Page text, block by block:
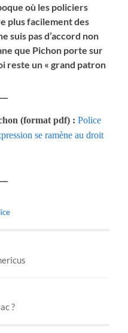
où les policiers
plus facilement des
suis pas d’accord non
que Pichon porte sur
reste un « grand patron
(format pdf) :Police
se ramène au droit
?